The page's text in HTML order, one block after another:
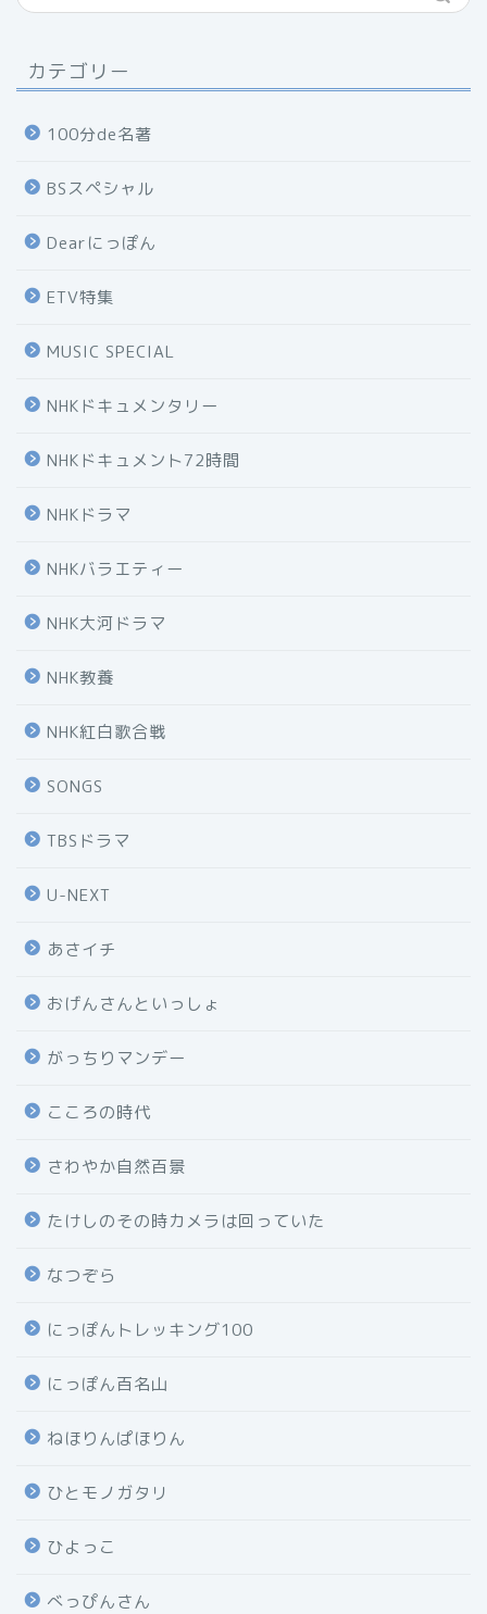
カテゴリー
100分de名著
BSスペシャル
Dearにっぽん
ETV特集
MUSIC SPECIAL
NHKドキュメンタリー
NHKドキュメント72時間
NHKドラマ
NHKバラエティー
NHK大河ドラマ
NHK教養
NHK紅白歌合戦
SONGS
TBSドラマ
U-NEXT
あさイチ
おげんさんといっしょ
がっちりマンデー
こころの時代
さわやか自然百景
たけしのその時カメラは回っていた
なつぞら
にっぽんトレッキング100
にっぽん百名山
ねほりんぱほりん
ひとモノガタリ
ひよっこ
べっぴんさん